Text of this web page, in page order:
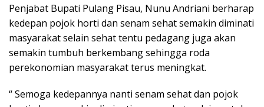
Penjabat Bupati Pulang Pisau, Nunu Andriani berharap
kedepan pojok horti dan senam sehat semakin diminati
masyarakat selain sehat tentu pedagang juga akan
semakin tumbuh berkembang sehingga roda
perekonomian masyarakat terus meningkat.
“ Semoga kedepannya nanti senam sehat dan pojok